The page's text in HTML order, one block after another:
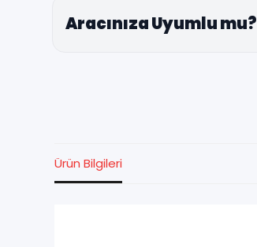
Aracınıza Uyumlu mu?
Ürün Bilgileri